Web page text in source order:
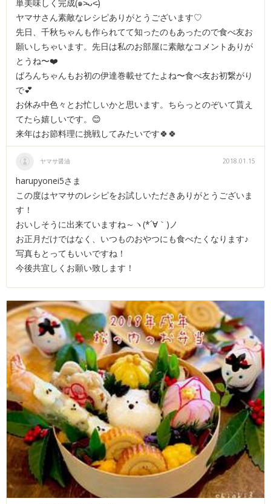
単美味しく完成(๑˃̵ᴗ˂̵)
ヤマサさん素敵なレシピありがとうございます♡
先日、千秋ちゃんも作られてて知ったのもあったので食べ友お
願いしちゃいます。先日は私のお部屋に素敵なコメントありが
とうね〜❤️
ばろんちゃんもお初の伊達巻載せてたよね〜食べ友お初繋がり
で💕
お休み中色々とお忙しいかと思います。ちらっとのぞいて貰え
てたら嬉しいです。😊
来年はお節料理に挑戦してみたいです🍀🍀
ヤマサ醤油 2018.01.15
harupyonei5さま
この度はヤマサのレシピをお試しいただきありがとうございま
す！
おいしそうに出来ていますね～ヽ(*´∀｀)ノ
お正月だけではなく、いつものおやつにも食べたくなります♪
写真もとってもいいですね！
今後共宜しくお願い致します！